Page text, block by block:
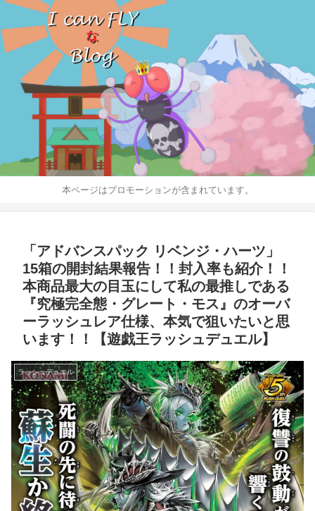
本ページはプロモーションが含まれています。
「アドバンスパック リベンジ・ハーツ」
15箱の開封結果報告！！封入率も紹介！！
本商品最大の目玉にして私の最推しである
『究極完全態・グレート・モス』のオーバ
ーラッシュレア仕様、本気で狙いたいと思
います！！【遊戯王ラッシュデュエル】
ラッシュデュエル